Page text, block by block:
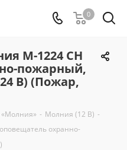
0
М-1224 СН
пожарный,
В) (Пожар,
«Молния» - Молния (12 В) -
охранно-